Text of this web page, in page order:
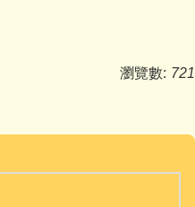
瀏覽數: 721